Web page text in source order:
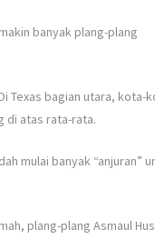
banyak plang-plang
Texas bagian utara, kota-
di atas rata-rata.
mulai banyak “anjuran”
plang-plang Asmaul